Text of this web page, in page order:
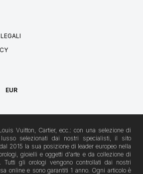
EUR
Vuitton, Cartier, ecc.: con una selezione di
selezionati dai nostri specialisti, il sito
2015 la sua posizione di leader europeo nella
gioielli e oggetti d'arte e da collezione di
Tutti gli orologi vengono controllati dai nostri
online e sono garantiti 1 anno. Ogni articolo è